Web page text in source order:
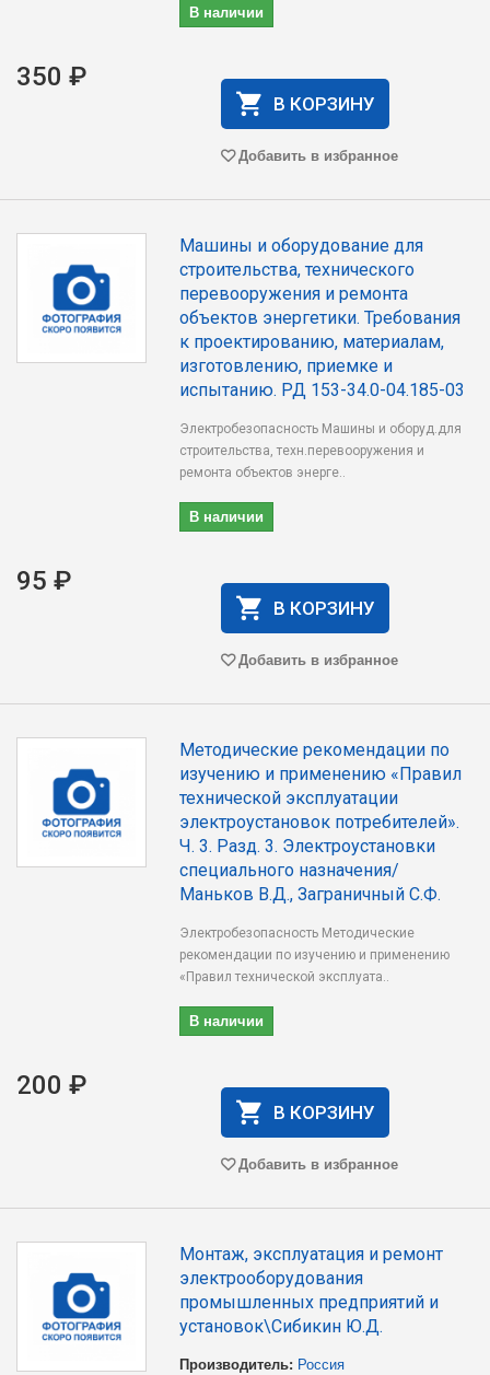
В наличии
350 ₽
В КОРЗИНУ
Добавить в избранное
Машины и оборудование для
строительства, технического
перевооружения и ремонта
объектов энергетики. Требования
к проектированию, материалам,
изготовлению, приемке и
испытанию. РД 153-34.0-04.185-03
Электробезопасность Машины и оборуд.для
строительства, техн.перевооружения и
ремонта объектов энерге..
В наличии
95 ₽
В КОРЗИНУ
Добавить в избранное
Методические рекомендации по
изучению и применению «Правил
технической эксплуатации
электроустановок потребителей».
Ч. 3. Разд. 3. Электроустановки
специального назначения/
Маньков В.Д., Заграничный С.Ф.
Электробезопасность Методические
рекомендации по изучению и применению
«Правил технической эксплуата..
В наличии
200 ₽
В КОРЗИНУ
Добавить в избранное
Монтаж, эксплуатация и ремонт
электрооборудования
промышленных предприятий и
установок\Сибикин Ю.Д.
Производитель: Россия